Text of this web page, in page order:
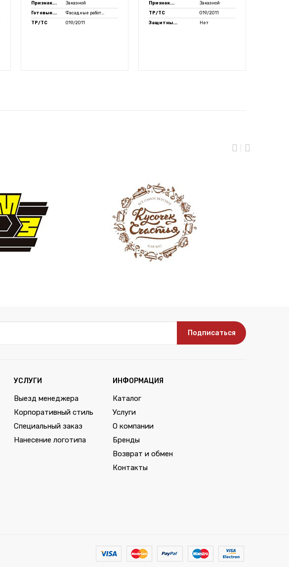
Признак...
Заказной
Готовые...
Фасадные работ...
ТР/ТС
019/2011
Признак...
Заказной
ТР/ТС
019/2011
Защитны...
Нет
Подписаться
УСЛУГИ
Выезд менеджера
Корпоративный стиль
Специальный заказ
Нанесение логотипа
ИНФОРМАЦИЯ
Каталог
Услуги
О компании
Бренды
Возврат и обмен
Контакты